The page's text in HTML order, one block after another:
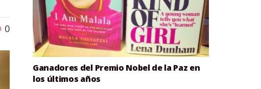
0
Ganadores del Premio Nobel de la Paz en
los últimos años